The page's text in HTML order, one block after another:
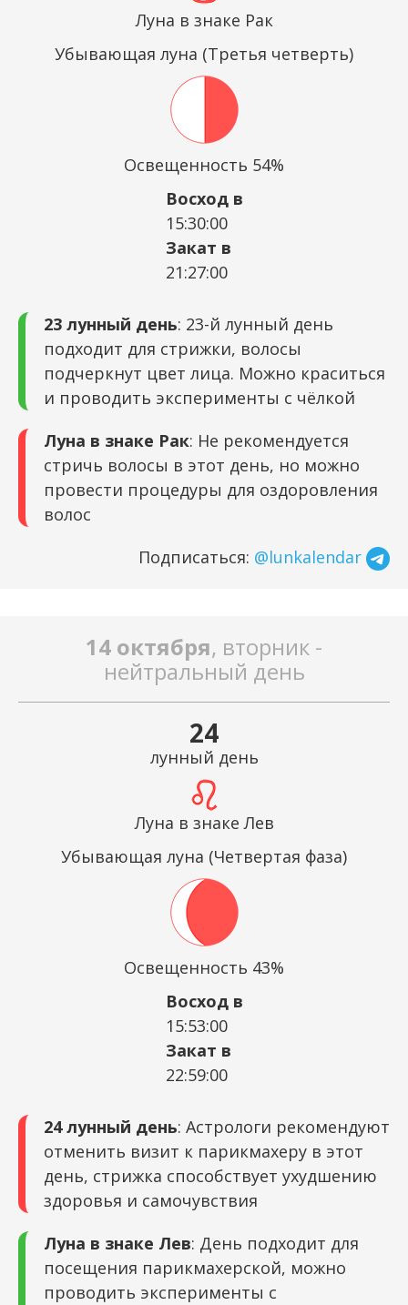
Луна в знаке Рак
Убывающая луна (Третья четверть)
Освещенность 54%
Восход в
15:30:00
Закат в
21:27:00
23 лунный день: 23-й лунный день
подходит для стрижки, волосы
подчеркнут цвет лица. Можно краситься
и проводить эксперименты с чёлкой
Луна в знаке Рак: Не рекомендуется
стричь волосы в этот день, но можно
провести процедуры для оздоровления
волос
Подписаться: @lunkalendar
14 октября, вторник -
нейтральный день
24
лунный день
Луна в знаке Лев
Убывающая луна (Четвертая фаза)
Освещенность 43%
Восход в
15:53:00
Закат в
22:59:00
24 лунный день: Астрологи рекомендуют
отменить визит к парикмахеру в этот
день, стрижка способствует ухудшению
здоровья и самочувствия
Луна в знаке Лев: День подходит для
посещения парикмахерской, можно
проводить эксперименты с